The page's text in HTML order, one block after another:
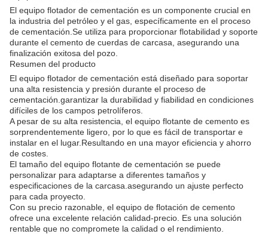
El equipo flotador de cementación es un componente crucial en
la industria del petróleo y el gas, específicamente en el proceso
de cementación.Se utiliza para proporcionar flotabilidad y soporte
durante el cemento de cuerdas de carcasa, asegurando una
finalización exitosa del pozo.
Resumen del producto
El equipo flotador de cementación está diseñado para soportar
una alta resistencia y presión durante el proceso de
cementación.garantizar la durabilidad y fiabilidad en condiciones
difíciles de los campos petrolíferos.
A pesar de su alta resistencia, el equipo flotante de cemento es
sorprendentemente ligero, por lo que es fácil de transportar e
instalar en el lugar.Resultando en una mayor eficiencia y ahorro
de costes.
El tamaño del equipo flotante de cementación se puede
personalizar para adaptarse a diferentes tamaños y
especificaciones de la carcasa.asegurando un ajuste perfecto
para cada proyecto.
Con su precio razonable, el equipo de flotación de cemento
ofrece una excelente relación calidad-precio. Es una solución
rentable que no compromete la calidad o el rendimiento.